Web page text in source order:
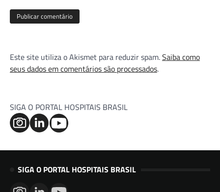
Este site utiliza o Akismet para reduzir spam.Saiba como
seus dados em comentários são processados.
SIGA O PORTAL HOSPITAIS BRASIL
SIGA O PORTAL HOSPITAIS BRASIL